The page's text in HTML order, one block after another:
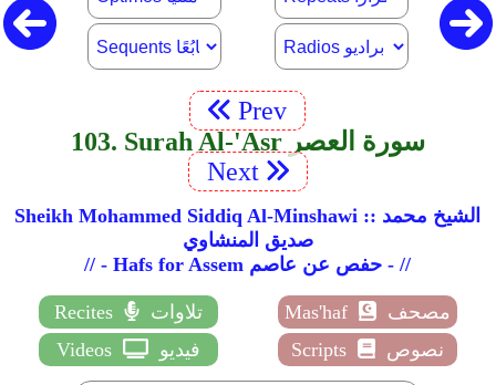
Prev
103. Surah Al-'Asr سورة العصر
Next
Sheikh Mohammed Siddiq Al-Minshawi :: الشيخ محمد
صديق المنشاوي
// - Hafs for Assem حفص عن عاصم - //
Recites تلاوات Mas'haf
مصحف
Videos
فيديو Scripts نصوص